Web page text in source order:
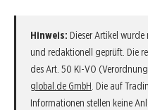
Hinweis: Dieser Artikel
und redaktionell geprüft. Die
des Art. 50 KI-VO
global.de GmbH. Die auf
Informationen stellen keine